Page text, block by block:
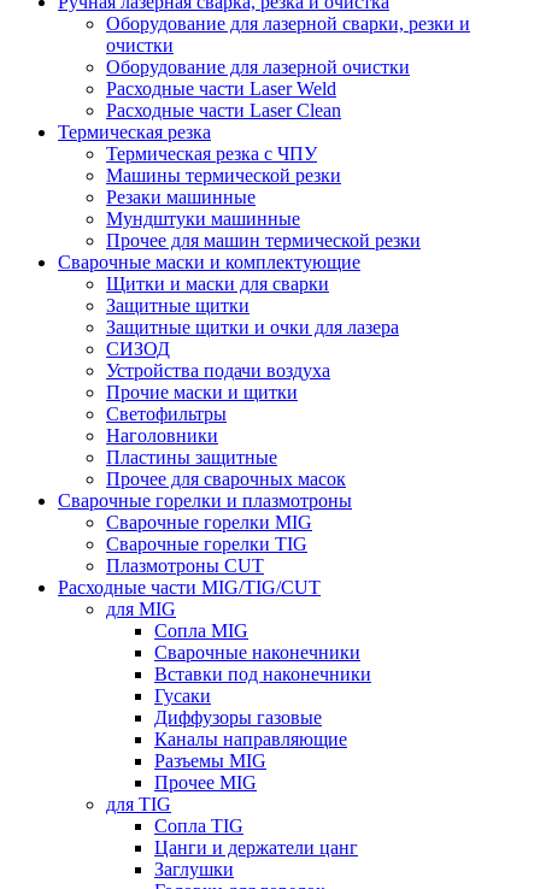
Оборудование для лазерной сварки, резки и
очистки
Оборудование для лазерной очистки
Расходные части Laser Weld
Расходные части Laser Clean
Термическая резка
Термическая резка с ЧПУ
Машины термической резки
Резаки машинные
Мундштуки машинные
Прочее для машин термической резки
Сварочные маски и комплектующие
Щитки и маски для сварки
Защитные щитки
Защитные щитки и очки для лазера
СИЗОД
Устройства подачи воздуха
Прочие маски и щитки
Светофильтры
Наголовники
Пластины защитные
Прочее для сварочных масок
Сварочные горелки и плазмотроны
Сварочные горелки MIG
Сварочные горелки TIG
Плазмотроны CUT
Расходные части MIG/TIG/CUT
для MIG
Сопла MIG
Сварочные наконечники
Вставки под наконечники
Гусаки
Диффузоры газовые
Каналы направляющие
Разъемы MIG
Прочее MIG
для TIG
Сопла TIG
Цанги и держатели цанг
Заглушки